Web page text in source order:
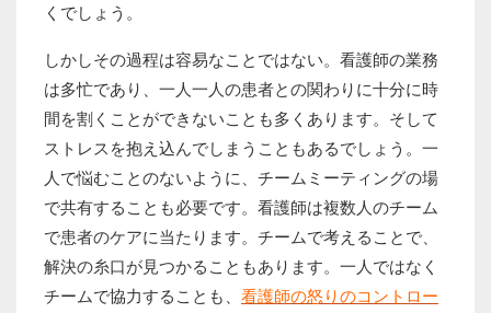
くでしょう。
しかしその過程は容易なことではない。看護師の業務
は多忙であり、一人一人の患者との関わりに十分に時
間を割くことができないことも多くあります。そして
ストレスを抱え込んでしまうこともあるでしょう。一
人で悩むことのないように、チームミーティングの場
で共有することも必要です。看護師は複数人のチーム
で患者のケアに当たります。チームで考えることで、
解決の糸口が見つかることもあります。一人ではなく
チームで協力することも、 看護師の怒りのコントロー